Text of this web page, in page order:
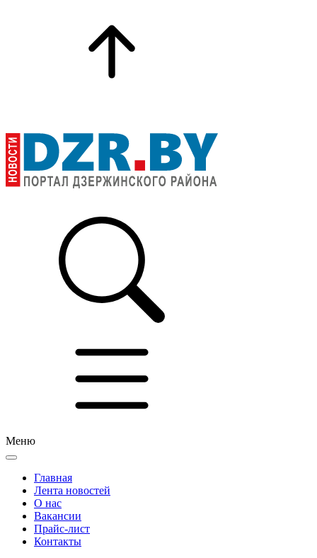
Меню
Главная
Лента новостей
О нас
Вакансии
Прайс-лист
Контакты